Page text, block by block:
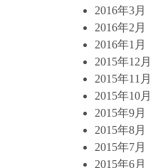
2016年3月
2016年2月
2016年1月
2015年12月
2015年11月
2015年10月
2015年9月
2015年8月
2015年7月
2015年6月